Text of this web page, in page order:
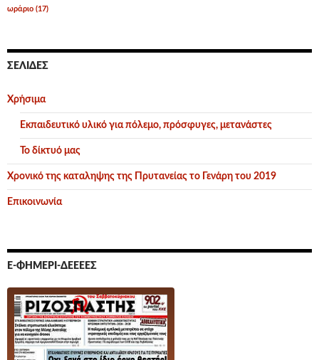
ωράριο (17)
ΣΕΛΊΔΕΣ
Χρήσιμα
Εκπαιδευτικό υλικό για πόλεμο, πρόσφυγες, μετανάστες
Το δίκτυό μας
Χρονικό της καταληψης της Πρυτανείας το Γενάρη του 2019
Επικοινωνία
Ε-ΦΗΜΕΡΊ-ΔΕΕΕΕΣ